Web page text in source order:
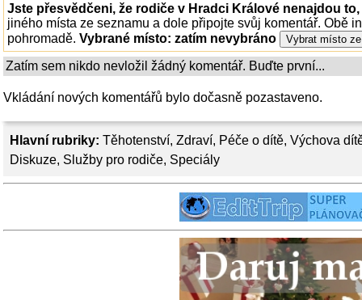
Hlavní rubriky: Těhotenství, Zdraví, Péče o dítě, Výchova
Diskuze, Služby pro rodiče, Speciály
Jste přesvědčeni, že rodiče v Hradci Králové nenajdou
jiného místa ze seznamu a dole připojte svůj komentář. Obě
pohromadě. Vybrané místo: zatím nevybráno
Zatím sem nikdo nevložil žádný komentář. Buďte první...
Vkládání nových komentářů bylo dočasně pozastaveno.